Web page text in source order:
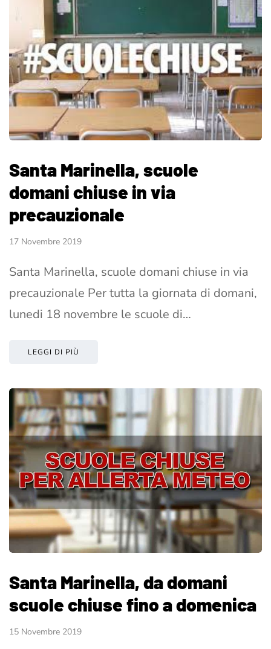
Santa Marinella, scuole
domani chiuse in via
precauzionale
17 Novembre 2019
Santa Marinella, scuole domani chiuse in via
precauzionale Per tutta la giornata di domani,
lunedi 18 novembre le scuole di…
LEGGI DI PIÙ
Santa Marinella, da domani
scuole chiuse fino a domenica
15 Novembre 2019